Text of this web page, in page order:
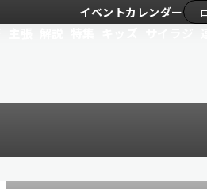
イベントカレンダー